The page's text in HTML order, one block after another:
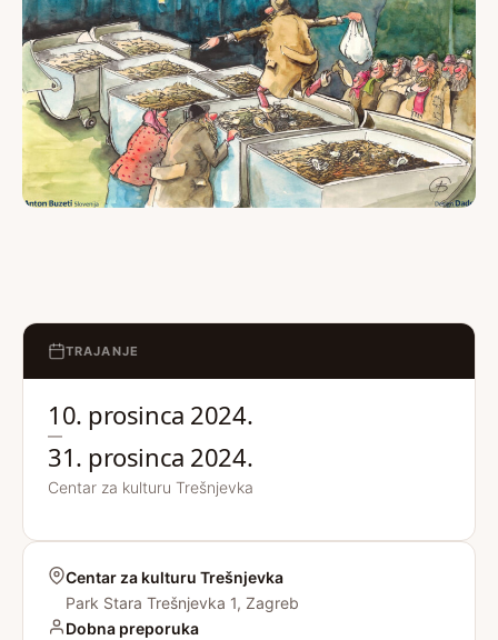
TRAJANJE
10. prosinca 2024.
—
31. prosinca 2024.
Centar za kulturu Trešnjevka
Centar za kulturu Trešnjevka
Park Stara Trešnjevka 1, Zagreb
Dobna preporuka